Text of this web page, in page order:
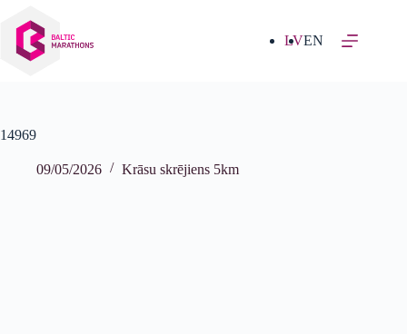
saturu
LVEN
14969
09/05/2026 Krāsu skrējiens 5km